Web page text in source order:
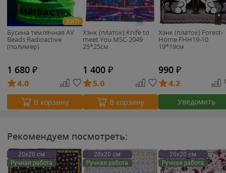
ХИТ!
Бусина темлячная AV
Beads Radioactive
(полимер)
1 680 ₽
4.0
В корзину
Хэнк (платок) Knife to
meet You MSC-2049
25*25см
1 400 ₽
5.0
В корзину
Хэнк (платок) Forest-
Home FHH19-10
19*19см
990 ₽
4.2
Уведомить
Рекомендуем посмотреть:
20х20 см
Ручная работа
20х20 см
Ручная работа
20х20 см
Ручная работа